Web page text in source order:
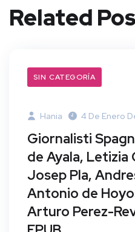
Related
SIN CATEGORÍA
Hania 4 De Enero
Giornalisti
de Ayala, Letizia
Josep Pla,
Antonio de
Arturo Perez-